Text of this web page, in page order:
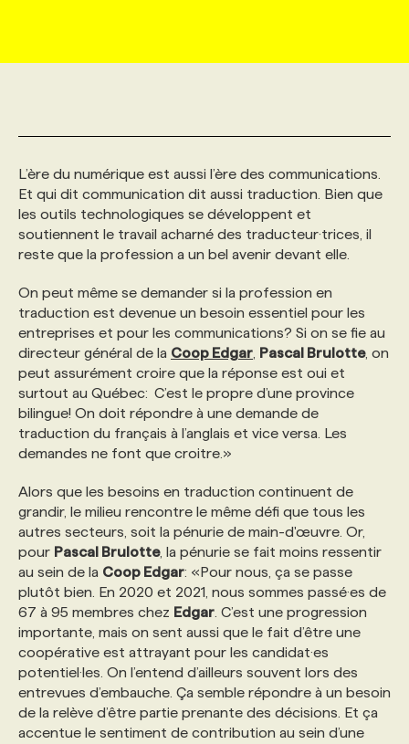
PRIX ET DISTINCTIONS
GEO/SEO
NOS AUTEUR‧RICES
FAQ
FORMATIONS PERSONNALISÉES
POURQUOI CHOISIR NOS FORMATIONS
NOS TARIFS
PROGRAMMES DE SUBVENTIONS
FAQ
ANNONCEZ AVEC NOUS
NOS TARIFS
FAQ
ANNONCEZ AVEC NOUS
L’ère du numérique est aussi l’ère des communications.
Et qui dit communication dit aussi traduction. Bien que
les outils technologiques se développent et
soutiennent le travail acharné des traducteur·trices, il
reste que la profession a un bel avenir devant elle.
On peut même se demander si la profession en
traduction est devenue un besoin essentiel pour les
entreprises et pour les communications? Si on se fie au
directeur général de la Coop Edgar Pascal Brulotte, on
peut assurément croire que la réponse est oui et
surtout au Québec: C’est le propre d’une province
bilingue! On doit répondre à une demande de
traduction du français à l’anglais et vice versa. Les
demandes ne font que croitre.»
Alors que les besoins en traduction continuent de
grandir, le milieu rencontre le même défi que tous les
autres secteurs, soit la pénurie de main-d'œuvre. Or,
pour Pascal Brulotte, la pénurie se fait moins ressentir
au sein de la Coop Edgar: «Pour nous, ça se passe
plutôt bien. En 2020 et 2021, nous sommes passé·es de
67 à 95 membres chez Edgar . C’est une progression
importante, mais on sent aussi que le fait d’être une
coopérative est attrayant pour les candidat·es
potentiel·les. On l’entend d’ailleurs souvent lors des
entrevues d’embauche. Ça semble répondre à un besoin
de la relève d’être partie prenante des décisions. Et ça
accentue le sentiment de contribution au sein d’une